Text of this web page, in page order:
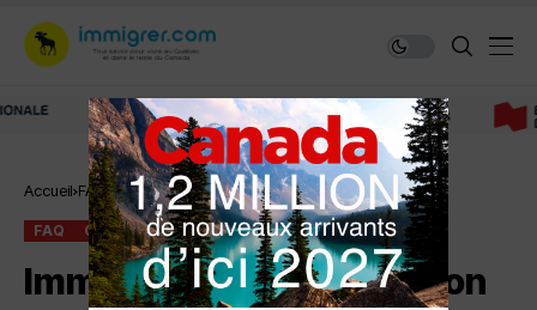
Immigrer au Canada: ressources et conseils
Accueil FAQ Immigration et Idéalisation
FAQ QUESTIONNEMENT, HÉSITATION
Immigration et Idéalisation